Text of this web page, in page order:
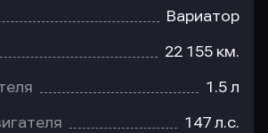
Вариатор
22 155 км.
1.5 л
147 л.с.